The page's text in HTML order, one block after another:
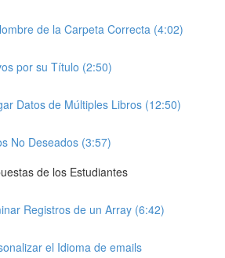
de la Carpeta Correcta (4:02)
por su Título (2:50)
Datos de Múltiples Libros (12:50)
No Deseados (3:57)
de los Estudiantes
Registros de un Array (6:42)
el Idioma de emails